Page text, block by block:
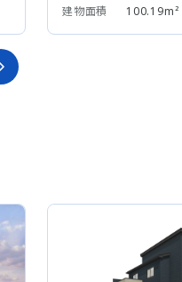
建物面積
100.19m²